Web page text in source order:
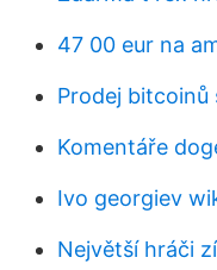
47 00 eur na
Prodej bitcoinů
Komentáře
Ivo georgiev
Největší hráči